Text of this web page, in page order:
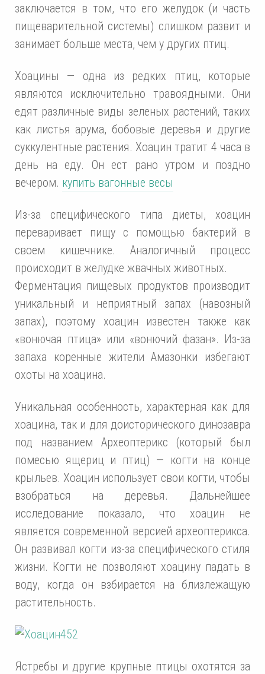
заключается в том, что его желудок (и часть
пищеварительной системы) слишком развит и
занимает больше места, чем у других птиц.
Хоацины — одна из редких птиц, которые
являются исключительно травоядными. Они
едят различные виды зеленых растений, таких
как листья арума, бобовые деревья и другие
суккулентные растения. Хоацин тратит 4 часа в
день на еду. Он ест рано утром и поздно
вечером. купить вагонные весы
Из-за специфического типа диеты, хоацин
переваривает пищу с помощью бактерий в
своем кишечнике. Аналогичный процесс
происходит в желудке жвачных животных.
Ферментация пищевых продуктов производит
уникальный и неприятный запах (навозный
запах), поэтому хоацин известен также как
«вонючая птица» или «вонючий фазан». Из-за
запаха коренные жители Амазонки избегают
охоты на хоацина.
Уникальная особенность, характерная как для
хоацина, так и для доисторического динозавра
под названием Археоптерикс (который был
помесью ящериц и птиц) — когти на конце
крыльев. Хоацин использует свои когти, чтобы
взобраться на деревья. Дальнейшее
исследование показало, что хоацин не
является современной версией археоптерикса.
Он развивал когти из-за специфического стиля
жизни. Когти не позволяют хоацину падать в
воду, когда он взбирается на близлежащую
растительность.
Ястребы и другие крупные птицы охотятся за